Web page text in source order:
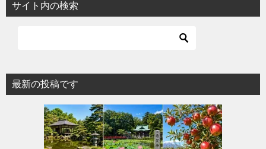
サイト内の検索
最新の投稿です